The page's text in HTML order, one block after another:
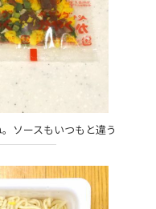
ソースもいつもと違う